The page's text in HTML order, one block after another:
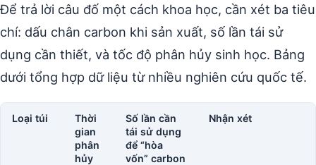
Để trả lời câu đố một cách khoa học, cần xét ba tiêu
chí: dấu chân carbon khi sản xuất, số lần tái sử
dụng cần thiết, và tốc độ phân hủy sinh học. Bảng
dưới tổng hợp dữ liệu từ nhiều nghiên cứu quốc tế.
Loại túi
Thời
gian
phân
hủy
Số lần cần
tái sử dụng
để “hòa
vốn” carbon
Nhận xét